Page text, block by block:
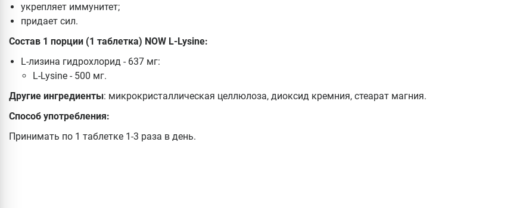
укрепляет иммунитет;
придает сил.
Состав 1 порции (1 таблетка) NOW L-Lysine:
L-лизина гидрохлорид - 637 мг:
L-Lysine - 500 мг.
Другие ингредиенты: микрокристаллическая целлюлоза, диоксид кремния, стеарат магния.
Способ употребления:
Принимать по 1 таблетке 1-3 раза в день.